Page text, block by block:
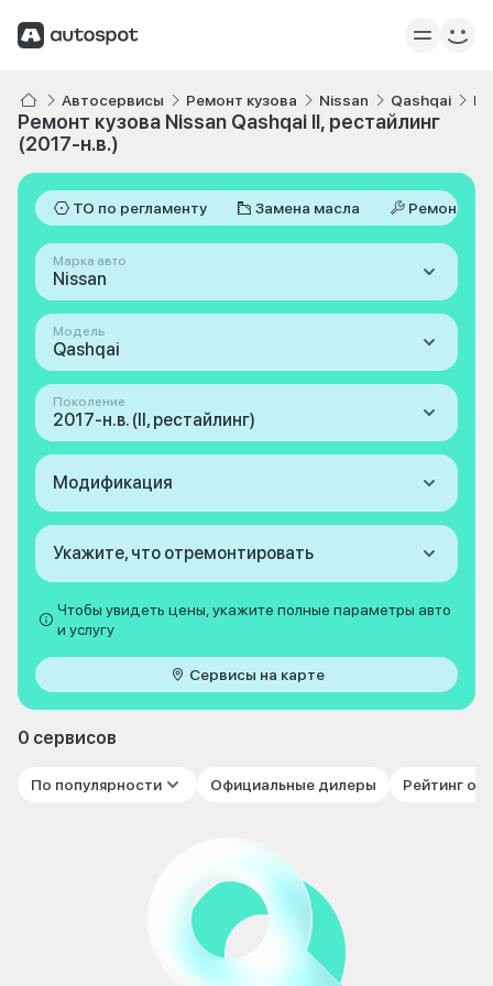
Автосервисы Ремонт кузова Nissan Qashqai II,
Ремонт кузова Nissan Qashqai II, рестайлинг
(2017-н.в.)
ТО по регламенту Замена масла Ремонт
Марка авто
Nissan
Модель
Qashqai
Поколение
2017-н.в. (II, рестайлинг)
Модификация
Укажите, что отремонтировать
Чтобы увидеть цены, укажите полные параметры авто
и услугу
Сервисы на карте
0 сервисов
По популярности Официальные дилеры Рейтинг